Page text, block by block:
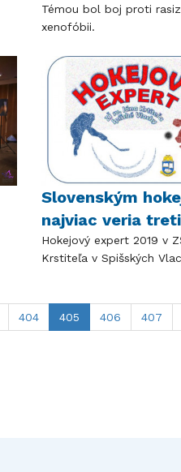
Témou bol boj proti
xenofóbii.
Slovenským
najviac veria
Hokejový expert 2019 v
Krstiteľa v Spišských
404 405 406 407